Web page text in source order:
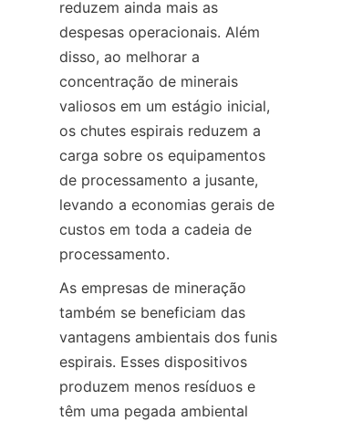
reduzem ainda mais as
despesas operacionais. Além
disso, ao melhorar a
concentração de minerais
valiosos em um estágio inicial,
os chutes espirais reduzem a
carga sobre os equipamentos
de processamento a jusante,
levando a economias gerais de
custos em toda a cadeia de
processamento.
As empresas de mineração
também se beneficiam das
vantagens ambientais dos funis
espirais. Esses dispositivos
produzem menos resíduos e
têm uma pegada ambiental